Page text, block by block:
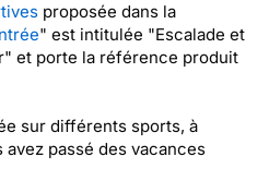
proposée dans la
" est intitulée "Escalade et
et porte la référence produit
sur différents sports, à
passé des vacances